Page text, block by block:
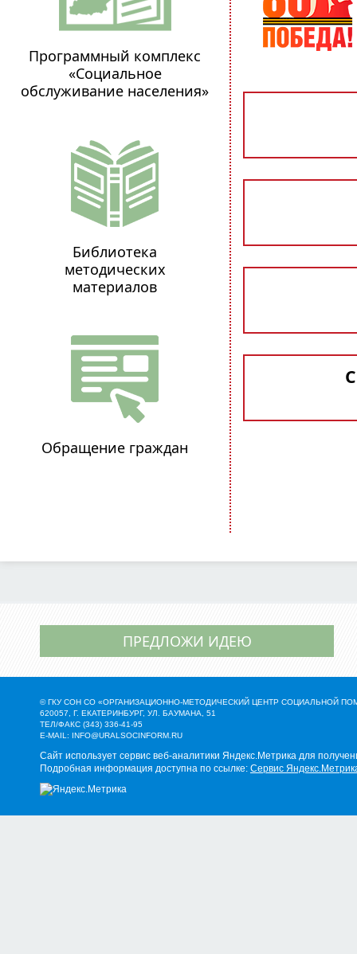
Программный комплекс
«Социальное
обслуживание населения»
Библиотека
методических
материалов
Обращение граждан
ПРЕДЛОЖИ ИДЕЮ
© ГКУ СОН СО «ОРГАНИЗАЦИОННО-МЕТОДИЧЕСКИЙ ЦЕНТР СОЦИАЛЬНОЙ
620057, Г. ЕКАТЕРИНБУРГ, УЛ. БАУМАНА, 51
ТЕЛ/ФАКС (343) 336-41-95
E-MAIL: INFO@URALSOCINFORM.RU
Сайт использует сервис веб-аналитики Яндекс.Метрика для
Подробная информация доступна по ссылке: Сервис